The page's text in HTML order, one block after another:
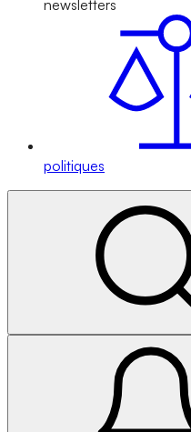
newsletters
politiques